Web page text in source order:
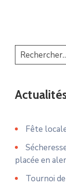
Fête
placée en
Tournoi